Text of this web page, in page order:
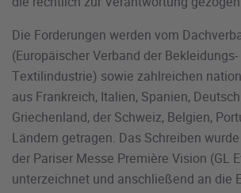
Die Forderungen werden vom
(Europäischer Verband der Bekleidungs-
Textilindustrie) sowie zahlreichen
aus Frankreich, Italien, Spanien,
Griechenland, der Schweiz, Belgien,
Ländern getragen. Das Schreiben
der Pariser Messe Première Vision (GL
unterzeichnet und anschließend an die